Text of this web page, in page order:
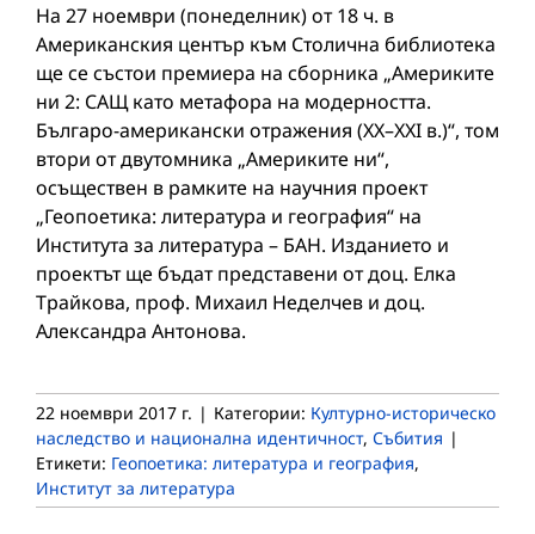
На 27 ноември (понеделник) от 18 ч. в
Американския център към Столична библиотека
ще се състои премиера на сборника „Америките
ни 2: САЩ като метафора на модерността.
Българо-американски отражения (XX–XXI в.)“, том
втори от двутомника „Америките ни“,
осъществен в рамките на научния проект
„Геопоетика: литература и география“ на
Института за литература – БАН. Изданието и
проектът ще бъдат представени от доц. Елка
Трайкова, проф. Михаил Неделчев и доц.
Александра Антонова.
22 ноември 2017 г. | Категории: Културно-историческо
наследство и национална идентичност, Събития |
Етикети: Геопоетика: литература и география,
Институт за литература